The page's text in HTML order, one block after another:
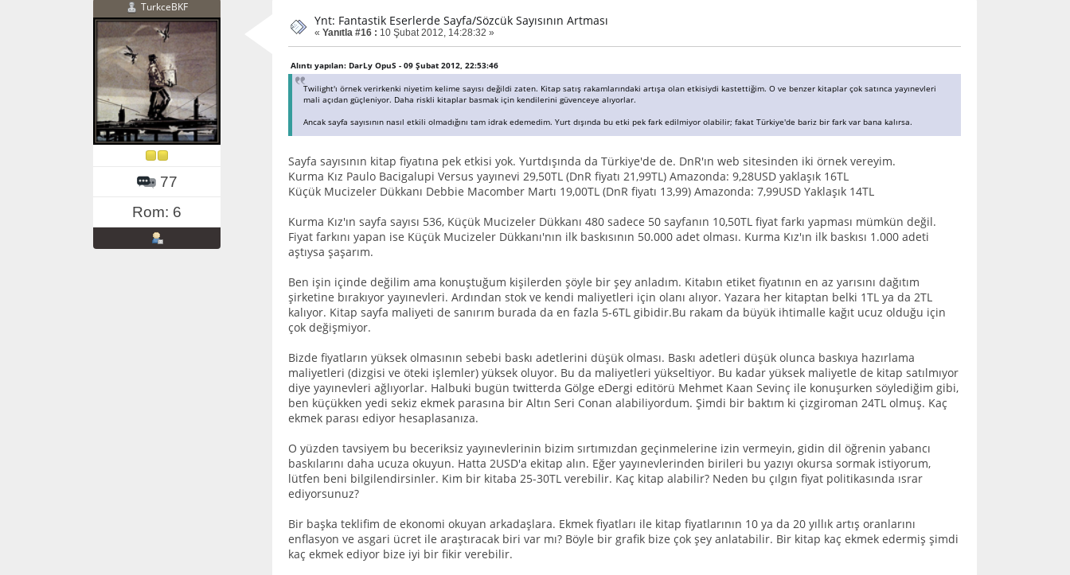
TurkceBKF
77
Rom: 6
Ynt: Fantastik Eserlerde Sayfa/Sözcük Sayısının Artması
« Yanıtla #16 : 10 Şubat 2012, 14:28:32 »
Alıntı yapılan: DarLy OpuS - 09 Şubat 2012, 22:53:46
Twilight'ı örnek verirkenki niyetim kelime sayısı değildi zaten. Kitap satış rakamlarındaki artışa olan etkisiydi kastettiğim. O ve benzer kitaplar çok satınca yayınevleri
mali açıdan güçleniyor. Daha riskli kitaplar basmak için kendilerini güvenceye alıyorlar.
Ancak sayfa sayısının nasıl etkili olmadığını tam idrak edemedim. Yurt dışında bu etki pek fark edilmiyor olabilir; fakat Türkiye'de bariz bir fark var bana kalırsa.
Sayfa sayısının kitap fiyatına pek etkisi yok. Yurtdışında da Türkiye'de de. DnR'ın web sitesinden iki örnek vereyim.
Kurma Kız Paulo Bacigalupi Versus yayınevi 29,50TL (DnR fiyatı 21,99TL) Amazonda: 9,28USD yaklaşık 16TL
Küçük Mucizeler Dükkanı Debbie Macomber Martı 19,00TL (DnR fiyatı 13,99) Amazonda: 7,99USD Yaklaşık 14TL
Kurma Kız'ın sayfa sayısı 536, Küçük Mucizeler Dükkanı 480 sadece 50 sayfanın 10,50TL fiyat farkı yapması mümkün değil.
Fiyat farkını yapan ise Küçük Mucizeler Dükkanı'nın ilk baskısının 50.000 adet olması. Kurma Kız'ın ilk baskısı 1.000 adeti
aştıysa şaşarım.
Ben işin içinde değilim ama konuştuğum kişilerden şöyle bir şey anladım. Kitabın etiket fiyatının en az yarısını dağıtım
şirketine bırakıyor yayınevleri. Ardından stok ve kendi maliyetleri için olanı alıyor. Yazara her kitaptan belki 1TL ya da 2TL
kalıyor. Kitap sayfa maliyeti de sanırım burada da en fazla 5-6TL gibidir.Bu rakam da büyük ihtimalle kağıt ucuz olduğu için
çok değişmiyor.
Bizde fiyatların yüksek olmasının sebebi baskı adetlerini düşük olması. Baskı adetleri düşük olunca baskıya hazırlama
maliyetleri (dizgisi ve öteki işlemler) yüksek oluyor. Bu da maliyetleri yükseltiyor. Bu kadar yüksek maliyetle de kitap satılmıyor
diye yayınevleri ağlıyorlar. Halbuki bugün twitterda Gölge eDergi editörü Mehmet Kaan Sevinç ile konuşurken söylediğim gibi,
ben küçükken yedi sekiz ekmek parasına bir Altın Seri Conan alabiliyordum. Şimdi bir baktım ki çizgiroman 24TL olmuş. Kaç
ekmek parası ediyor hesaplasanıza.
O yüzden tavsiyem bu beceriksiz yayınevlerinin bizim sırtımızdan geçinmelerine izin vermeyin, gidin dil öğrenin yabancı
baskılarını daha ucuza okuyun. Hatta 2USD'a ekitap alın. Eğer yayınevlerinden birileri bu yazıyı okursa sormak istiyorum,
lütfen beni bilgilendirsinler. Kim bir kitaba 25-30TL verebilir. Kaç kitap alabilir? Neden bu çılgın fiyat politikasında ısrar
ediyorsunuz?
Bir başka teklifim de ekonomi okuyan arkadaşlara. Ekmek fiyatları ile kitap fiyatlarının 10 ya da 20 yıllık artış oranlarını
enflasyon ve asgari ücret ile araştıracak biri var mı? Böyle bir grafik bize çok şey anlatabilir. Bir kitap kaç ekmek edermiş şimdi
kaç ekmek ediyor bize iyi bir fikir verebilir.